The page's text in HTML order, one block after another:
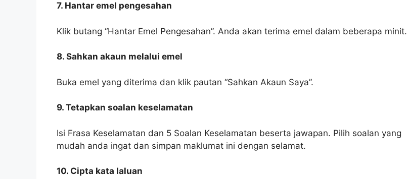
7. Hantar emel pengesahan
Klik butang “Hantar Emel Pengesahan”. Anda akan terima emel dalam beberapa minit.
8. Sahkan akaun melalui emel
Buka emel yang diterima dan klik pautan “Sahkan Akaun Saya”.
9. Tetapkan soalan keselamatan
Isi Frasa Keselamatan dan 5 Soalan Keselamatan beserta jawapan. Pilih soalan yang
mudah anda ingat dan simpan maklumat ini dengan selamat.
10. Cipta kata laluan